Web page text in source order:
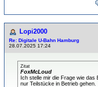
Lopi2000
Re: Digitale U-Bahn Hamburg
28.07.2025 17:24
Zitat
FoxMcLoud
Ich stelle mir die Frage wie
nur Teilstücke in Betrieb gehen.